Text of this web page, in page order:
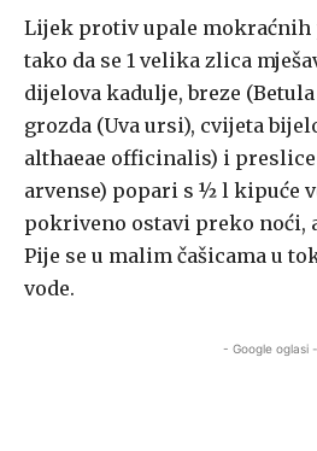
Lijek protiv upale mokraćnih
tako da se 1 velika zlica
dijelova kadulje, breze
grozda (Uva ursi), cvijeta
althaeae officinalis) i
arvense) popari s ½ l kipuće
pokriveno ostavi preko noći,
Pije se u malim čašicama u
vode.
- Google oglasi -